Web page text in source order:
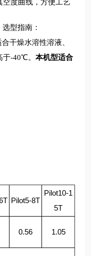
空度曲线，方便工艺
选型指南：
干燥水溶性溶液、
-40℃。 本机型适合
Pilot5-8T
Pilot10-1
5T
0.56 1.05